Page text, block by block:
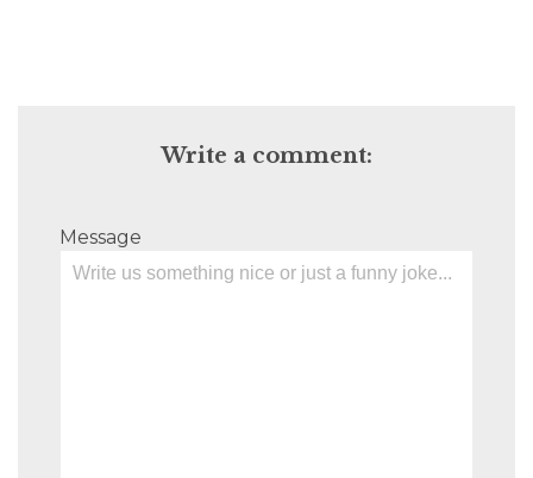
Write a comment:
Message